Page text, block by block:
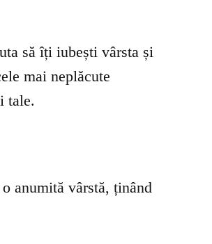
să îți iubești vârsta și
mai neplăcute
tale.
anumită vârstă, ținând